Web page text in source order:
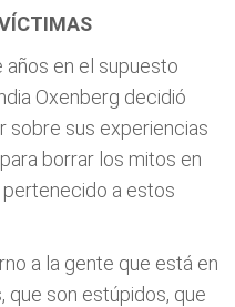
años en el supuesto
Oxenberg decidió
sobre sus experiencias
borrar los mitos en
a estos
a la gente que está en
que son estúpidos, que